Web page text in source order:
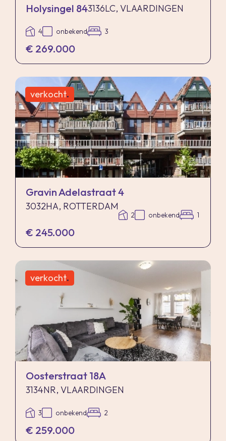
Holysingel 843136LC, VLAARDINGEN
4 onbekend 3
€ 269.000
verkocht.
Gravin Adelastraat 4
3032HA, ROTTERDAM
2 onbekend 1
€ 245.000
verkocht.
Oosterstraat 18A
3134NR, VLAARDINGEN
3 onbekend 2
€ 259.000